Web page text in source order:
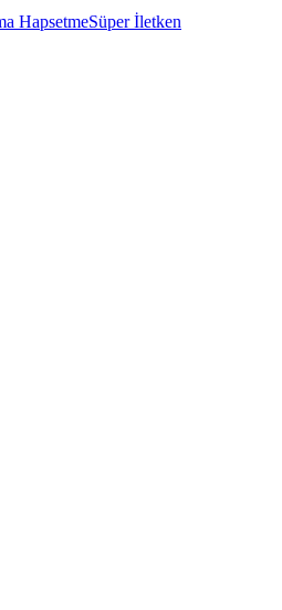
HapsetmeSüper İletken